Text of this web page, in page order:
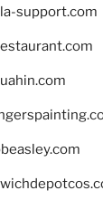
support.com